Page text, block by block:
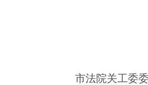
市法院关工委